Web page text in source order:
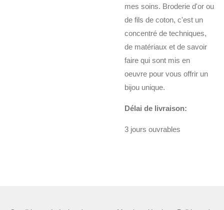
mes soins. Broderie d'or ou
de fils de coton, c'est un
concentré de techniques,
de matériaux et de savoir
faire qui sont mis en
oeuvre pour vous offrir un
bijou unique.
Délai de livraison:
3 jours ouvrables